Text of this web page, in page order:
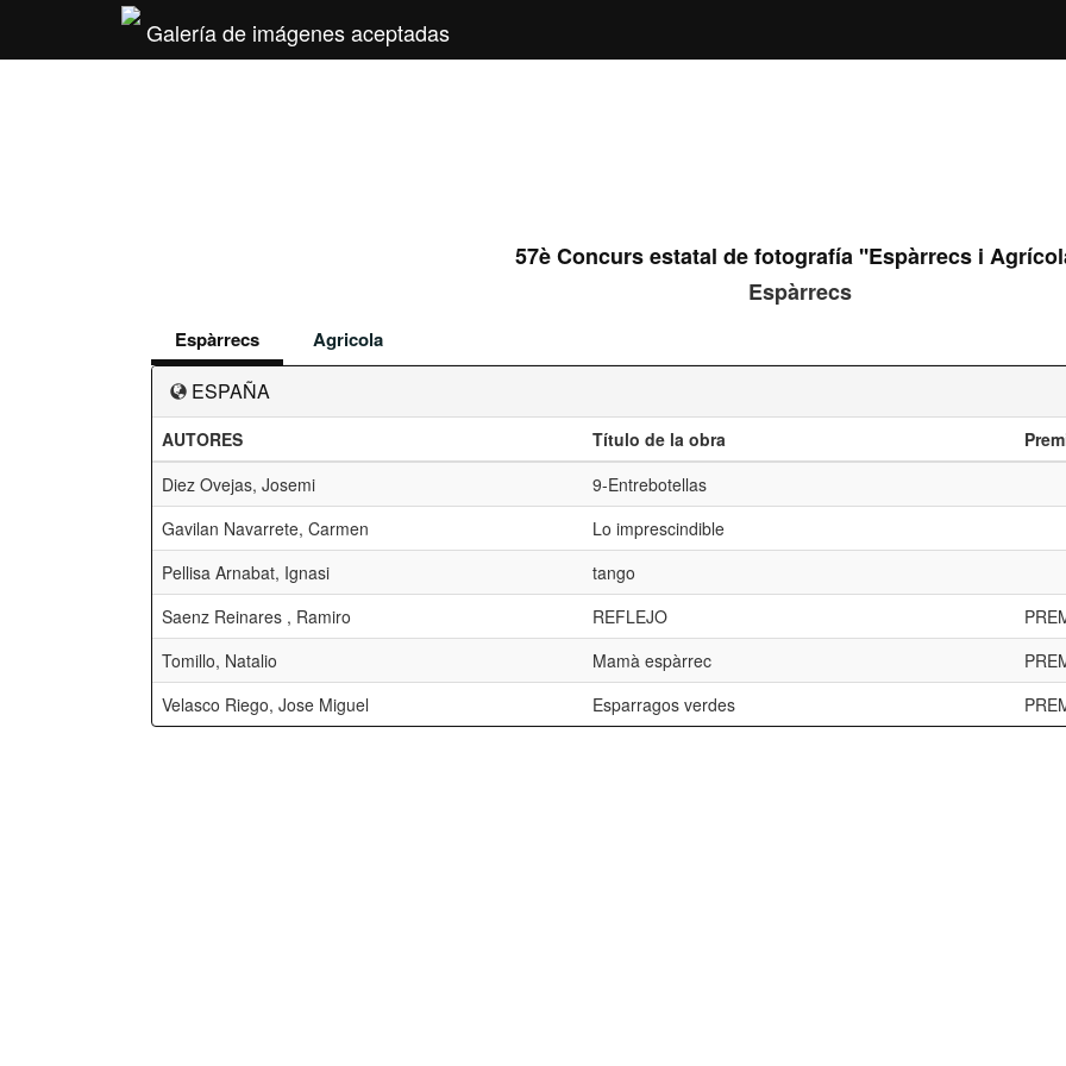
Galería de imágenes aceptadas
57è Concurs estatal de fotografía ''Espàrrecs i
Espàrrecs
Espàrrecs Agricola
ESPAÑA
AUTORES Título de la obra
Diez Ovejas, Josemi
9-Entrebotellas
Gavilan Navarrete, Carmen
Lo imprescindible
Pellisa Arnabat, Ignasi
tango
Saenz Reinares , Ramiro
REFLEJO
Tomillo, Natalio
Mamà espàrrec
Velasco Riego, Jose Miguel
Esparragos verdes